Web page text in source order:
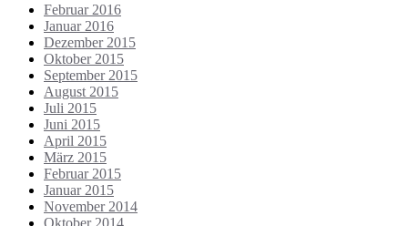
Februar 2016
Januar 2016
Dezember 2015
Oktober 2015
September 2015
August 2015
Juli 2015
Juni 2015
April 2015
März 2015
Februar 2015
Januar 2015
November 2014
Oktober 2014